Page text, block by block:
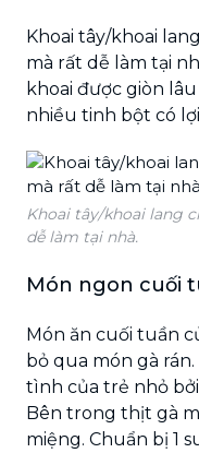
Khoai tây/khoai
mà rất dễ làm tại
khoai được giòn
nhiều tinh bột có
Khoai tây/khoai lang
dễ làm tại nhà.
Món ngon cuối
Món ăn cuối tuần
bỏ qua món gà
tình của trẻ nhỏ
Bên trong thịt gà
miệng. Chuẩn bị 1